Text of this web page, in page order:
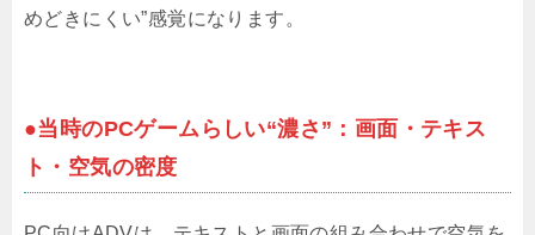
めどきにくい”感覚になります。
●当時のPCゲームらしい“濃さ”：画面・テキス
ト・空気の密度